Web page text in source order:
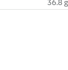
36.8 g